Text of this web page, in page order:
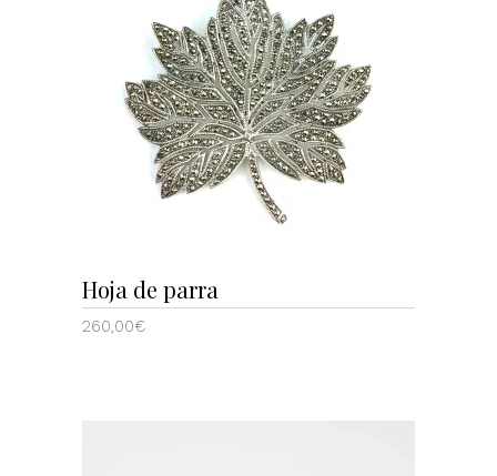
AÑADIR AL CARRITO
Hoja de parra
260,00€